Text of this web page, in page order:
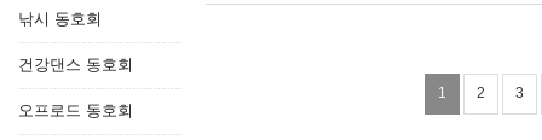
낚시 동호회
건강댄스 동호회
오프로드 동호회
1 2 3